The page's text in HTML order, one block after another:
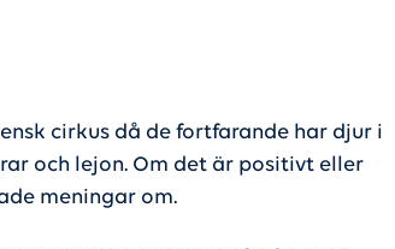
cirkus då de fortfarande har djur i
och lejon. Om det är positivt eller
meningar om.